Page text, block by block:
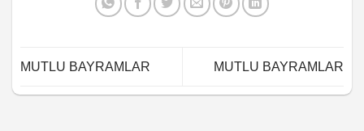
MUTLU BAYRAMLAR MUTLU BAYRAMLAR